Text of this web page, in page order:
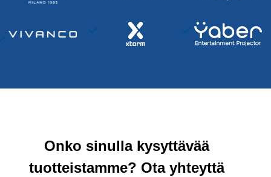
Onko sinulla kysyttävää
tuotteistamme? Ota yhteyttä